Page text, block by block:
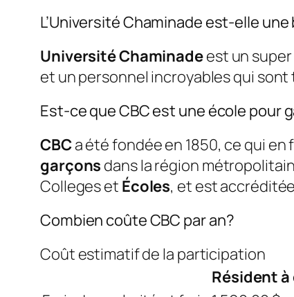
L’Université Chaminade est-elle
Université Chaminadeest un super
et un personnel incroyables qui
Est-ce que CBC est une école pour
CBCa été fondée en 1850, ce qui
garçons dans la région
Colleges et Écoles, et est
Combien coûte CBC par an?
Coût estimatif de la participation
Résident